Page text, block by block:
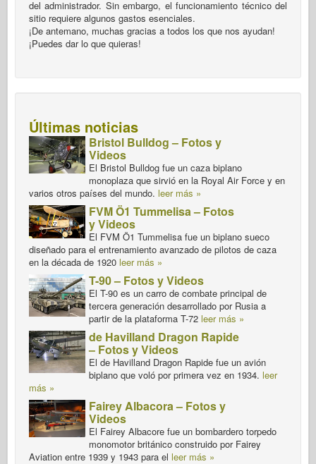
del administrador. Sin embargo, el funcionamiento técnico del
sitio requiere algunos gastos esenciales.
¡De antemano, muchas gracias a todos los que nos ayudan!
¡Puedes dar lo que quieras!
Últimas noticias
Bristol Bulldog – Fotos y
Videos
El Bristol Bulldog fue un caza biplano
monoplaza que sirvió en la Royal Air Force y en
varios otros países del mundo. leer más »
FVM Ö1 Tummelisa – Fotos
y Videos
El FVM Ö1 Tummelisa fue un biplano sueco
diseñado para el entrenamiento avanzado de pilotos de caza
en la década de 1920 leer más »
T-90 – Fotos y Videos
El T-90 es un carro de combate principal de
tercera generación desarrollado por Rusia a
partir de la plataforma T-72 leer más »
de Havilland Dragon Rapide
– Fotos y Videos
El de Havilland Dragon Rapide fue un avión
biplano que voló por primera vez en 1934. leer
más »
Fairey Albacora – Fotos y
Videos
El Fairey Albacore fue un bombardero torpedo
monomotor británico construido por Fairey
Aviation entre 1939 y 1943 para el leer más »